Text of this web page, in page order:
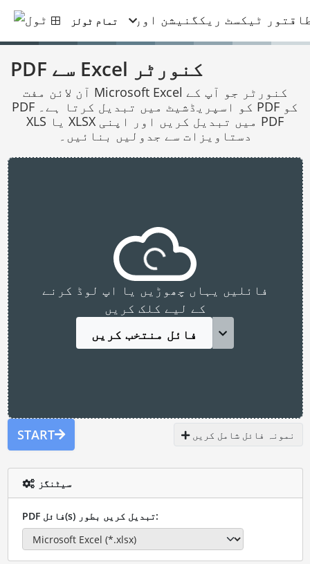
تمام ٹولز
PDF سے Excel کنورٹر
آن لائن مفت Microsoft Excel کنورٹر جو آپ کے
PDF کو اسپریڈشیٹ میں تبدیل کرتا ہے۔ PDF کو
XLS یا XLSX میں تبدیل کریں اور اپنی PDF
دستاویزات سے جدولیں بنائیں۔
فائلیں یہاں چھوڑیں یا اپ لوڈ کرنے
کے لیے کلک کریں
فائل منتخب کریں
START نمونہ فائل شامل کریں
سیٹنگز
PDF فائل(s) تبدیل کریں بطور: